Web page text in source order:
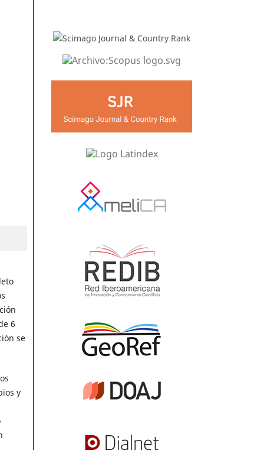
6
se
y